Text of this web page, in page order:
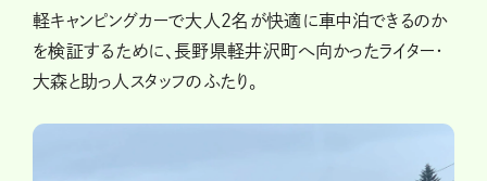
軽キャンピングカーで大人2名が快適に車中泊できるのか
を検証するために、長野県軽井沢町へ向かったライター・
大森と助っ人スタッフのふたり。